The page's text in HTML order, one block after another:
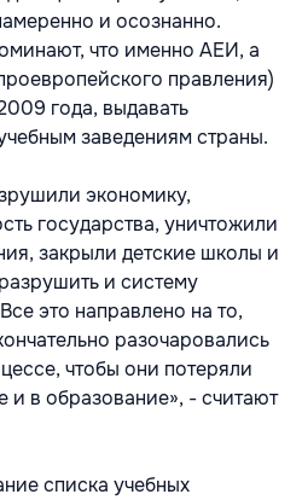
и осознанно.
что именно АЕИ, а
правления)
года, выдавать
заведениям страны.
экономику,
государства, уничтожили
закрыли детские школы и
и систему
это направлено на то,
разочаровались
чтобы они потеряли
и в образование», - считают
списка учебных